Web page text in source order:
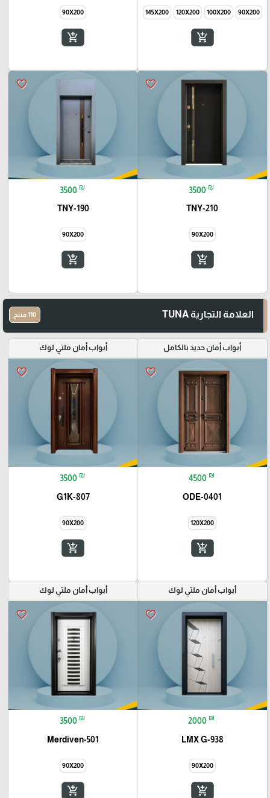
90X200
100X200
120X200
145X200
add_shopping_cart
90X200
add_shopping_cart
favorite_border
3500 ₪
TNY-210
90X200
add_shopping_cart
favorite_border
3500 ₪
TNY-190
90X200
add_shopping_cart
العلامة التجارية TUNA 110 منتج
أبواب أمان حديد بالكامل
favorite_border
4500 ₪
ODE-0401
120X200
add_shopping_cart
أبواب أمان ملتي لوك
favorite_border
3500 ₪
G1K-807
90X200
add_shopping_cart
أبواب أمان ملتي لوك
favorite_border
2000 ₪
LMX G-938
90X200
add_shopping_cart
أبواب أمان ملتي لوك
favorite_border
3500 ₪
Merdiven-501
90X200
add_shopping_cart